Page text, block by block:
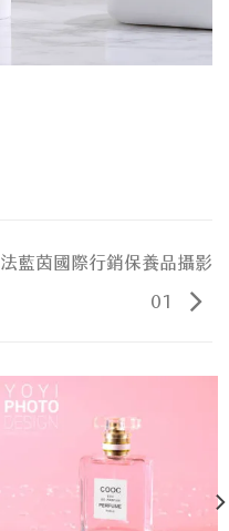
法藍茵國際行銷保養品攝影
01